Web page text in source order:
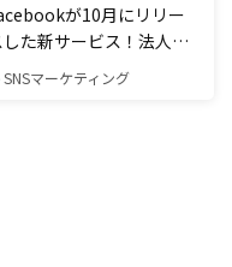
が10月にリリー
した新サービス！法人版
内SNS「Workplace」
使う3つのメリット
SNSマーケティング